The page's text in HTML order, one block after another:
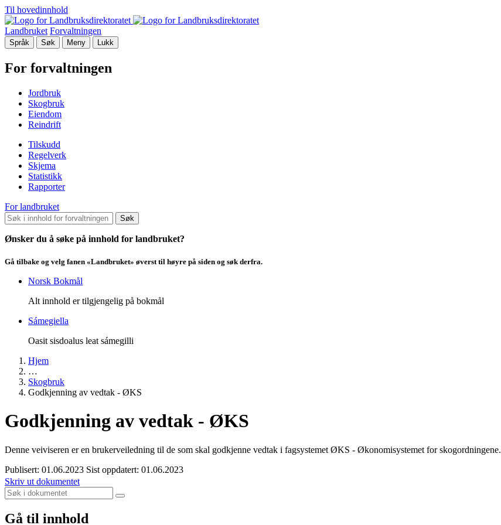
Til hovedinnhold
Landbruket Forvaltningen
Språk Søk Meny Lukk
For forvaltningen
Jordbruk
Skogbruk
Eiendom
Reindrift
Tilskudd
Regelverk
Skjema
Statistikk
Rapporter
For landbruket
Søk
Ønsker du å søke på innhold for landbruket?
Gå tilbake og velg fanen «Landbruket» øverst til høyre på siden og søk derfra.
Norsk Bokmål
Alt innhold er tilgjengelig på bokmål
Sámegiella
Oasit sisdoalus leat sámegilli
Hjem
…
Skogbruk
Godkjenning av vedtak - ØKS
Godkjenning av vedtak - ØKS
Denne veiviseren er en brukerveiledning til de som skal godkjenne vedtak i fagsystemet ØKS - Økonomisystemet for skogordningene.
Publisert: 01.06.2023 Sist oppdatert: 01.06.2023
Skriv ut dokumentet
Gå til innhold